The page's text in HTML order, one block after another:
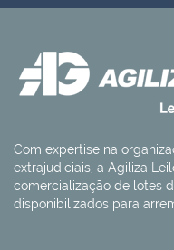
Com expertise na
extrajudiciais, a Agiliza
comercialização de lotes
disponibilizados para